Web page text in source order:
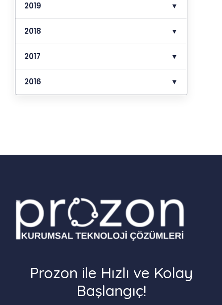
2019 ▼
2018 ▼
2017 ▼
2016 ▼
Prozon ile Hızlı ve Kolay
Başlangıç!